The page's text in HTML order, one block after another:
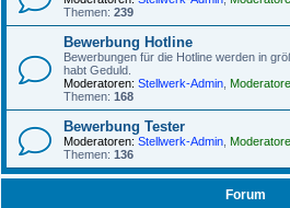
Themen: 239
Bewerbung Hotline
Bewerbungen für die Hotline werden in
habt Geduld.
Moderatoren: Stellwerk-Admin
Themen: 168
Bewerbung Tester
Moderatoren: Stellwerk-Admin
Themen: 136
Forum